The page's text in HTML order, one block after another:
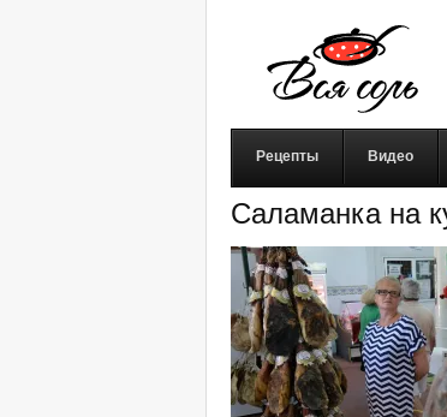
Рецепты Видео
Саламанка на